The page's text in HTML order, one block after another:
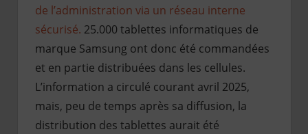
de l’administration via un réseau interne
sécurisé. 25.000 tablettes informatiques de
marque Samsung ont donc été commandées
et en partie distribuées dans les cellules.
L’information a circulé courant avril 2025,
mais, peu de temps après sa diffusion, la
distribution des tablettes aurait été